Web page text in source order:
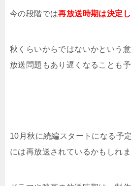
今の段階では再放送時期は決定し
秋くらいからではないかという
放送問題もあり遅くなることも予
10月秋に続編スタートになる予
には再放送されているかもしれま